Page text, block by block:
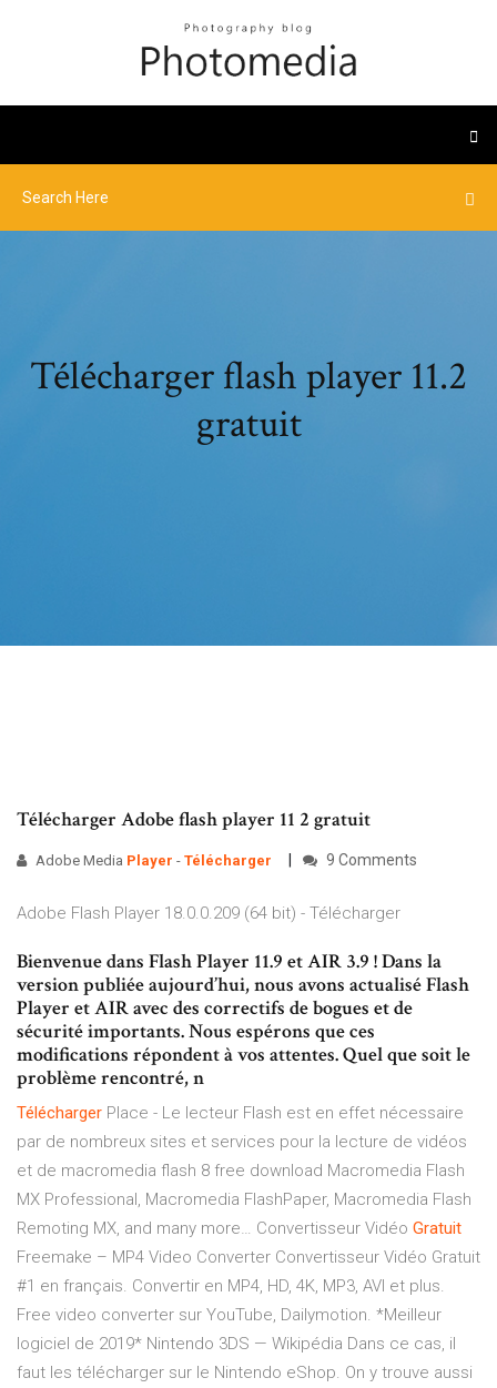
Télécharger flash player 11.2
gratuit
Télécharger Adobe flash player 11 2 gratuit
Adobe Media Player - Télécharger 9 Comments
Adobe Flash Player 18.0.0.209 (64 bit) - Télécharger
Bienvenue dans Flash Player 11.9 et AIR 3.9 ! Dans la
version publiée aujourd’hui, nous avons actualisé Flash
Player et AIR avec des correctifs de bogues et de
sécurité importants. Nous espérons que ces
modifications répondent à vos attentes. Quel que soit le
problème rencontré, n
Télécharger Place - Le lecteur Flash est en effet nécessaire
par de nombreux sites et services pour la lecture de vidéos
et de macromedia flash 8 free download Macromedia Flash
MX Professional, Macromedia FlashPaper, Macromedia Flash
Remoting MX, and many more… Convertisseur Vidéo Gratuit
Freemake – MP4 Video Converter Convertisseur Vidéo Gratuit
#1 en français. Convertir en MP4, HD, 4K, MP3, AVI et plus.
Free video converter sur YouTube, Dailymotion. *Meilleur
logiciel de 2019* Nintendo 3DS — Wikipédia Dans ce cas, il
faut les télécharger sur le Nintendo eShop. On y trouve aussi